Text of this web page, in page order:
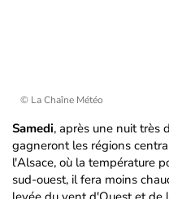
© La Chaîne Météo
Samedi, après une nuit très
gagneront les régions
l'Alsace, où la température
sud-ouest, il fera moins